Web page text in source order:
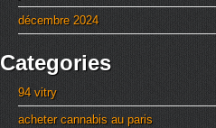
décembre 2024
Categories
94 vitry
acheter cannabis au paris